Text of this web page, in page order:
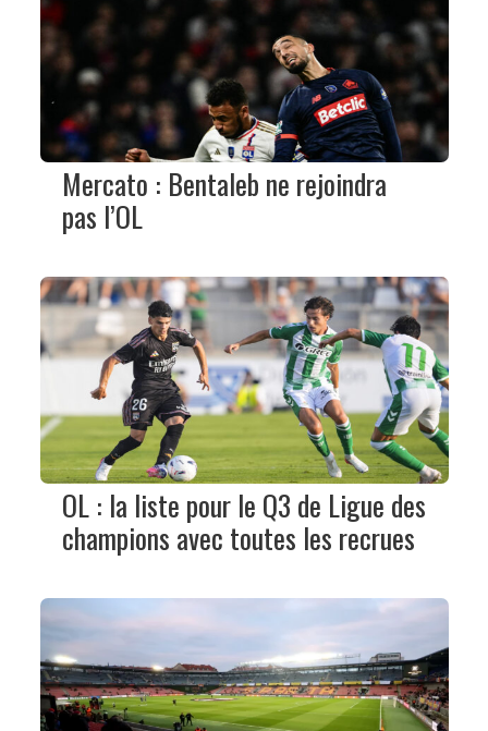
Mercato : Bentaleb ne rejoindra
pas l’OL
OL : la liste pour le Q3 de Ligue des
champions avec toutes les recrues